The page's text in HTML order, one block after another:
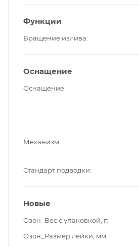
Функции
Вращение излива
Оснащение
Оснащение
Механизм
Стандарт подводки
Новые
Озон_Вес с упаковкой, г
Озон_Размер лейки, мм